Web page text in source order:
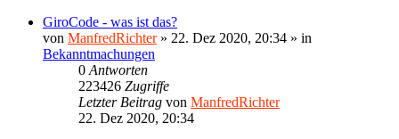
GiroCode - was ist das?
von ManfredRichter» 22. Dez 2020, 20:34 » in
Bekanntmachungen
0 Antworten
223426 Zugriffe
Letzter Beitrag von ManfredRichter
22. Dez 2020, 20:34